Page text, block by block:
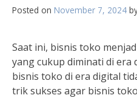
Posted on November 7, 2024
Saat ini, bisnis toko
yang cukup diminati di era
bisnis toko di era digital
trik sukses agar bisnis